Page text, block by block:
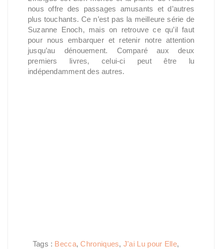
nous offre des passages amusants et d’autres
plus touchants. Ce n’est pas la meilleure série de
Suzanne Enoch, mais on retrouve ce qu’il faut
pour nous embarquer et retenir notre attention
jusqu’au dénouement. Comparé aux deux
premiers livres, celui-ci peut être lu
indépendamment des autres.
Tags : Becca,Chroniques, J'ai Lu pour Elle,